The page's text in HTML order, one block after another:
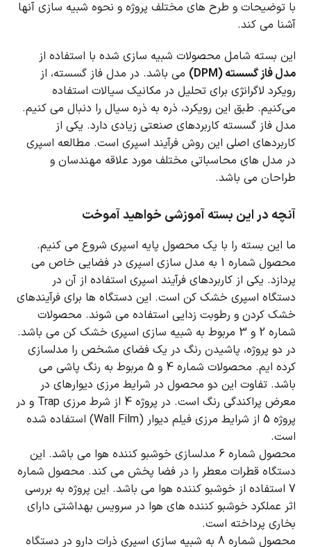
با توضیحات و طرح های مختلف پروژه و نحوه شبیه سازی آنها
آشنا می کند.
این بسته شامل محصولات شبیه سازی شده با استفاده از
مدل فاز گسسته (DPM)
می باشد. در مدل فاز گسسته، از
رویکرد لاگرانژی برای تحلیل در مکانیک سیالات استفاده
می‌کنیم. طبق این رویکرد، ذره به ذره سیال را دنبال می کنیم.
مدل فاز گسسته کاربردهای صنعتی زیادی دارد. یکی از
کاربردهای اصلی این روش فرآیند اسپری است. مطالعه اسپری
در مدل های محاسباتی مختلف مورد علاقه مهندسان و
طراحان می باشد.
آنچه در این بسته آموزشی خواهید آموخت
ما این بسته را با یک محصول پایه اسپری شروع می کنیم.
محصول شماره 1 به مدل سازی اسپری در فضایی خاص می
پردازد. یکی از کاربردهای فرآیند اسپری استفاده از آن در
دستگاه اسپری خشک کن است. این دستگاه ها برای فرآیندهای
خشک کردن و رطوبت زدایی استفاده می شوند. محصولات
شماره 2 و 3 مربوط به شبیه سازی اسپری خشک کن می باشد.
در دو پروژه، پاشیدن رنگ در یک فضای مشخص را مدلسازی
کرده ایم.
محصولات شماره 4 و 5 مربوط به رنگ پاشی می
باشد. تفاوت این دو محصول در شرایط مرزی دیوارهای در
معرض پراکندگی رنگ است.
در پروژه 4 از شرط مرزی Trap و در
پروژه 5 از شرایط مرزی فیلم دیوار (Wall Film) استفاده شده
است.
محصول شماره 6 مدلسازی خوشبو کننده هوا می باشد.
این
دستگاه قطرات معطر را در فضا پخش می کند. محصول شماره
7 استفاده از خوشبو کننده هوا می باشد.
این پروژه به بررسی
اثر عملکرد خوشبو کننده های هوا در سرویس بهداشتی دارای
بخاری پرداخته است.
محصول شماره 8 به شبیه سازی اسپری ذرات دارو در دستگاه